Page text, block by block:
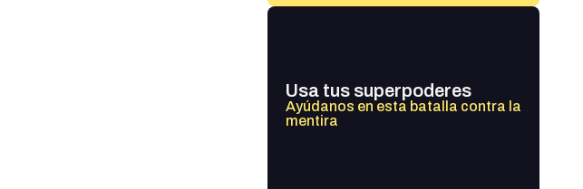
Usa tus superpoderes
Ayúdanos en esta batalla contra la
mentira